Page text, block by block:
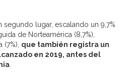
segundo lugar, escalando un 9,7%
de Norteamérica (8,7%),
que también registra un
en 2019, antes del